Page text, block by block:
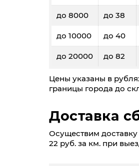
до 8000 до 38
до 10000 до 40
до 20000 до 82
Цены указаны в
границы города до
Доставка
Осуществим доставку
22 руб. за км. при